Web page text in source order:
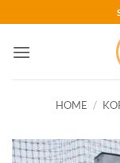
naar
inhoud
HOME /